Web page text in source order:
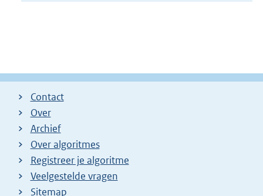
Contact
Over
Archief
Over algoritmes
Registreer je algoritme
Veelgestelde vragen
Sitemap